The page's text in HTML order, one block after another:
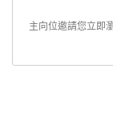
主向位邀請您立即